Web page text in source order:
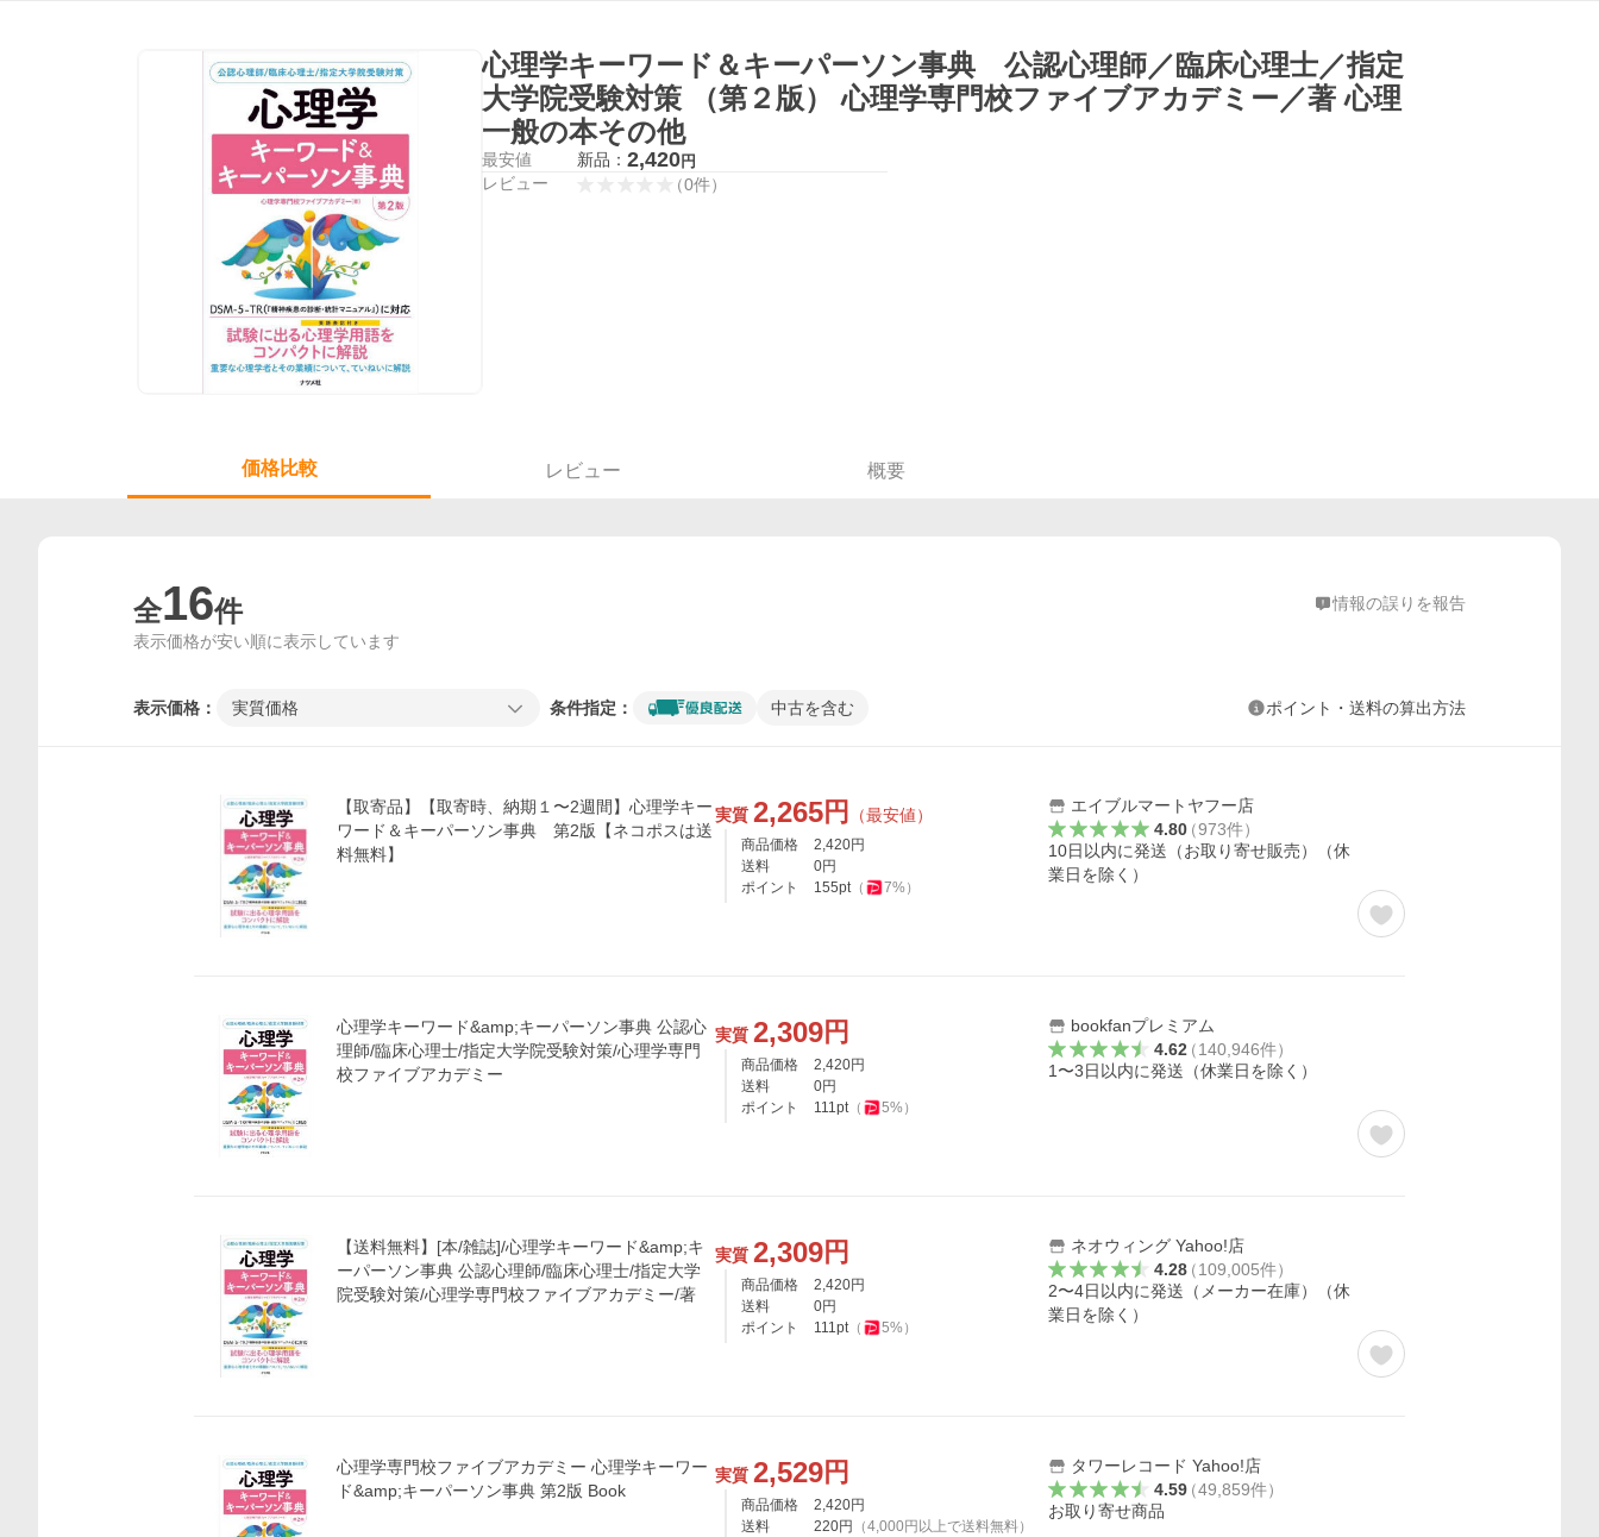
心理学キーワード＆キーパーソン事典 公認心理師／臨床心理士／指定
大学院受験対策 （第２版） 心理学専門校ファイブアカデミー／著 心理
一般の本その他
最安値 新品： 2,420円
レビュー （0件）
価格比較 レビュー 概要
全16件 情報の誤りを報告
表示価格が安い順に表示しています
表示価格： 実質価格 条件指定： 中古を含む ポイント・送料の算出方法
【取寄品】【取寄時、納期１〜2週間】心理学キー
ワード＆キーパーソン事典 第2版【ネコポスは送
料無料】
実質 2,265円 （最安値）
商品価格 2,420円
送料
0円
ポイント
155pt（ 7%）
エイブルマートヤフー店
4.80（973件）
10日以内に発送（お取り寄せ販売）（休
業日を除く）
心理学キーワード&amp;キーパーソン事典 公認心
理師/臨床心理士/指定大学院受験対策/心理学専門
校ファイブアカデミー
実質 2,309円
商品価格 2,420円
送料
0円
ポイント
111pt（ 5%）
bookfanプレミアム
4.62（140,946件）
1〜3日以内に発送（休業日を除く）
【送料無料】[本/雑誌]/心理学キーワード&amp;キ
ーパーソン事典 公認心理師/臨床心理士/指定大学
院受験対策/心理学専門校ファイブアカデミー/著
実質 2,309円
商品価格 2,420円
送料
0円
ポイント
111pt（ 5%）
ネオウィング Yahoo!店
4.28（109,005件）
2〜4日以内に発送（メーカー在庫）（休
業日を除く）
心理学専門校ファイブアカデミー 心理学キーワー
ド&amp;キーパーソン事典 第2版 Book
実質 2,529円
商品価格 2,420円
送料
220円 （4,000 円以上で送料無料）
タワーレコード Yahoo!店
4.59（49,859件）
お取り寄せ商品